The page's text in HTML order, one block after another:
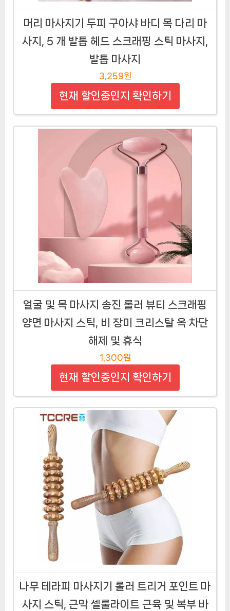
머리 마사지기 두피 구아샤 바디 목 다리 마
사지, 5 개 발톱 헤드 스크래핑 스틱 마사지,
발톱 마사지
3,259원
현재 할인중인지 확인하기
얼굴 및 목 마사지 송진 롤러 뷰티 스크래핑
양면 마사지 스틱, 비 장미 크리스탈 옥 차단
해제 및 휴식
1,300원
현재 할인중인지 확인하기
나무 테라피 마사지기 롤러 트리거 포인트 마
사지 스틱, 근막 셀룰라이트 근육 및 복부 바